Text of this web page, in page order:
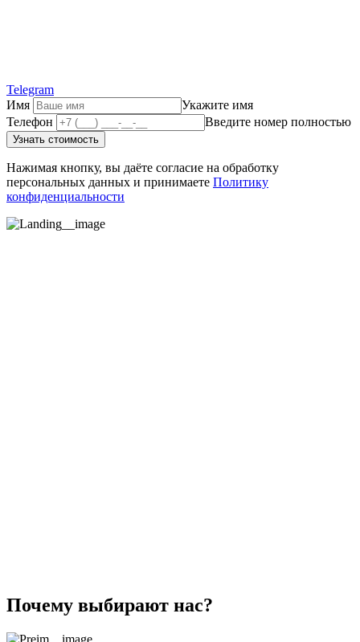
Telegram
Имя
Укажите имя
Телефон
Введите номер полностью
Узнать стоимость
Нажимая кнопку, вы даёте согласие на обработку
персональных данных и принимаете Политику
конфиденциальности
Почему выбирают нас?